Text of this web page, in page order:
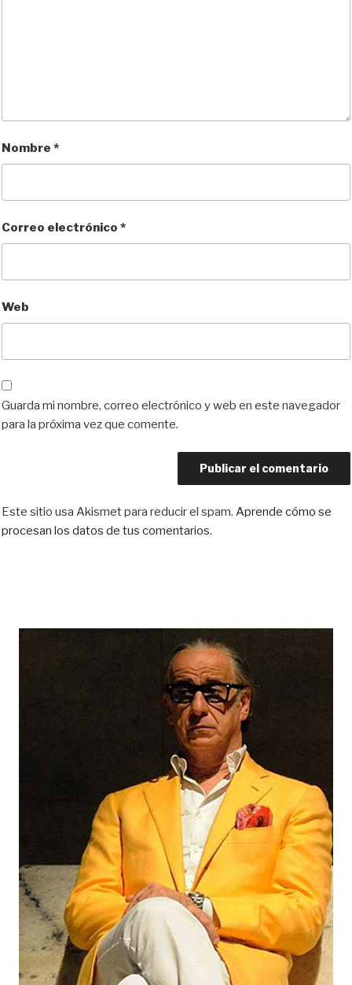
Nombre *
Correo electrónico *
Web
Guarda mi nombre, correo electrónico y web en este navegador
para la próxima vez que comente.
Este sitio usa Akismet para reducir el spam. Aprende cómo se
procesan los datos de tus comentarios.